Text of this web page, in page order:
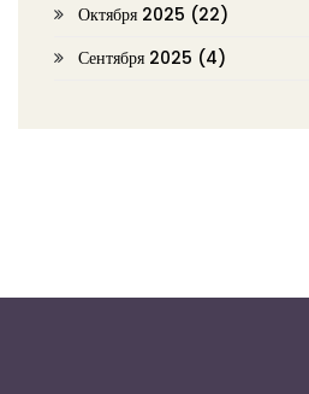
Октября 2025 (22)
Сентября 2025 (4)